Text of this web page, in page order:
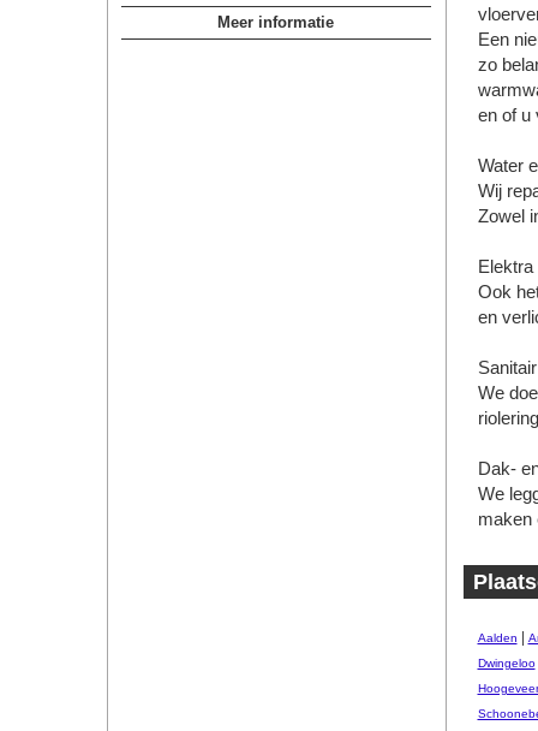
Meer informatie
Een
zo
en of u
Water
Wij
Zowel
Elektra
Ook
en
We
Dak-
We
maken
Aalden
Dwingeloo